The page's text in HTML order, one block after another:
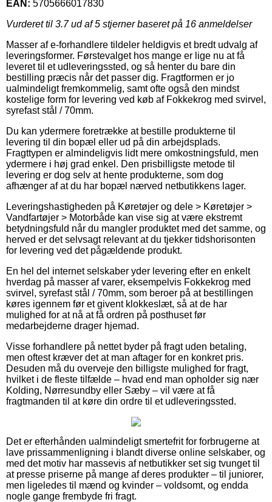
EAN: 5705666017830
Vurderet til 3.7ud af 5 stjerner baseret på 16 anmeldelser
Masser af e-forhandlere tildeler heldigvis et bredt udvalg af
leveringsformer. Førstevalget hos mange er lige nu at få
leveret til et udleveringssted, og så henter du bare din
bestilling præcis når det passer dig. Fragtformen er jo
ualmindeligt fremkommelig, samt ofte også den mindst
kostelige form for levering ved køb af Fokkekrog med svirvel,
syrefast stål / 70mm.
Du kan ydermere foretrække at bestille produkterne til
levering til din bopæl eller ud på din arbejdsplads.
Fragttypen er almindeligvis lidt mere omkostningsfuld, men
ydermere i høj grad enkel. Den prisbilligste metode til
levering er dog selv at hente produkterne, som dog
afhænger af at du har bopæl nærved netbutikkens lager.
Leveringshastigheden på Køretøjer og dele > Køretøjer >
Vandfartøjer > Motorbåde kan vise sig at være ekstremt
betydningsfuld når du mangler produktet med det samme, og
herved er det selvsagt relevant at du tjekker tidshorisonten
for levering ved det pågældende produkt.
En hel del internet selskaber yder levering efter en enkelt
hverdag på masser af varer, eksempelvis Fokkekrog med
svirvel, syrefast stål / 70mm, som beroer på at bestillingen
køres igennem før et givent klokkeslæt, så at de har
mulighed for at nå at få ordren på posthuset før
medarbejderne drager hjemad.
Visse forhandlere på nettet byder på fragt uden betaling,
men oftest kræver det at man aftager for en konkret pris.
Desuden må du overveje den billigste mulighed for fragt,
hvilket i de fleste tilfælde – hvad end man opholder sig nær
Kolding, Nørresundby eller Sæby – vil være at få
fragtmanden til at køre din ordre til et udleveringssted.
Det er efterhånden ualmindeligt smertefrit for forbrugerne at
lave prissammenligning i blandt diverse online selskaber, og
med det motiv har massevis af netbutikker set sig tvunget til
at presse priserne på mange af deres produkter – til juniorer,
men ligeledes til mænd og kvinder – voldsomt, og endda
nogle gange frembyde fri fragt.